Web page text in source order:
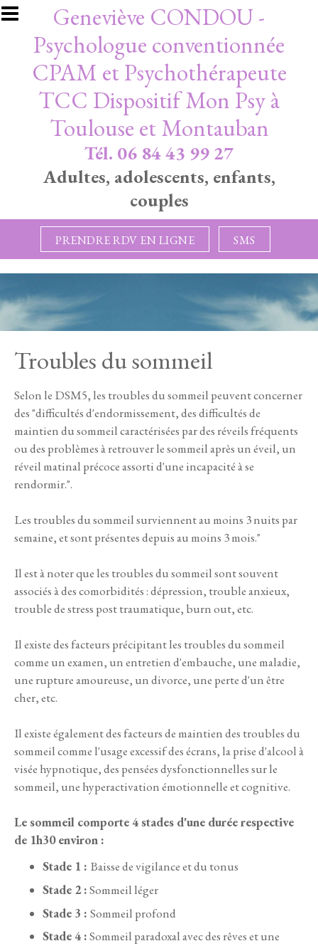
Aller au contenu principal
Geneviève CONDOU -
Psychologue conventionnée
CPAM et Psychothérapeute
TCC Dispositif Mon Psy à
Toulouse et Montauban
Tél. 06 84 43 99 27
Adultes, adolescents, enfants,
couples
PRENDRE RDV EN LIGNE SMS
Troubles du sommeil
Selon le DSM5, les troubles du sommeil peuvent concerner
des "difficultés d'endormissement, des difficultés de
maintien du sommeil caractérisées par des réveils fréquents
ou des problèmes à retrouver le sommeil après un éveil, un
réveil matinal précoce assorti d'une incapacité à se
rendormir.".
Les troubles du sommeil surviennent au moins 3 nuits par
semaine, et sont présentes depuis au moins 3 mois."
Il est à noter que les troubles du sommeil sont souvent
associés à des comorbidités : dépression, trouble anxieux,
trouble de stress post traumatique, burn out, etc.
Il existe des facteurs précipitant les troubles du sommeil
comme un examen, un entretien d'embauche, une maladie,
une rupture amoureuse, un divorce, une perte d'un être
cher, etc.
Il existe également des facteurs de maintien des troubles du
sommeil comme l'usage excessif des écrans, la prise d'alcool à
visée hypnotique, des pensées dysfonctionnelles sur le
sommeil, une hyperactivation émotionnelle et cognitive.
Le sommeil comporte 4 stades d'une durée respective
de 1h30 environ :
Stade 1 : Baisse de vigilance et du tonus
Stade 2 :Sommeil léger
Stade 3 : Sommeil profond
Stade 4 :Sommeil paradoxal avec des rêves et une